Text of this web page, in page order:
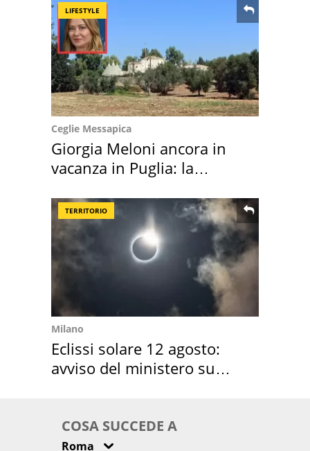
LIFESTYLE
Ceglie Messapica
Giorgia Meloni ancora in
vacanza in Puglia: la
TERRITORIO
Milano
Eclissi solare 12 agosto:
avviso del ministero su